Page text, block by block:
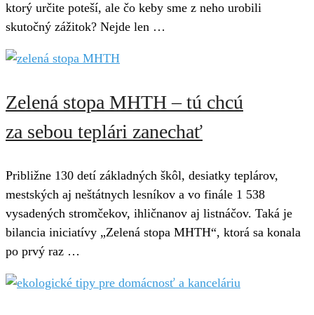
ktorý určite poteší, ale čo keby sme z neho urobili
skutočný zážitok? Nejde len …
Zelená stopa MHTH – tú chcú
za sebou teplári zanechať
Približne 130 detí základných škôl, desiatky teplárov,
mestských aj neštátnych lesníkov a vo finále 1 538
vysadených stromčekov, ihličnanov aj listnáčov. Taká je
bilancia iniciatívy „Zelená stopa MHTH“, ktorá sa konala
po prvý raz …